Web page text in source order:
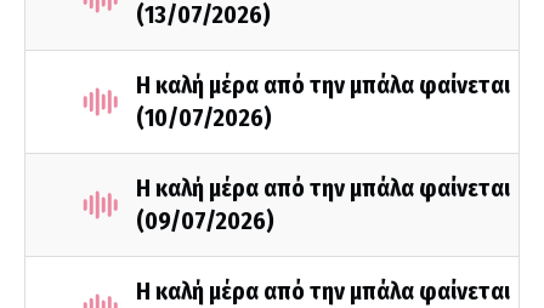
(13/07/2026)
Η καλή μέρα από την μπάλα φαίνεται
(10/07/2026)
Η καλή μέρα από την μπάλα φαίνεται
(09/07/2026)
Η καλή μέρα από την μπάλα φαίνεται